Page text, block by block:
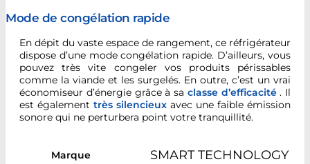
Mode de congélation rapide
En dépit du vaste espace de rangement, ce réfrigérateur
dispose d’une mode congélation rapide. D’ailleurs, vous
pouvez très vite congeler vos produits périssables
comme la viande et les surgelés. En outre, c’est un vrai
économiseur d’énergie grâce à sa classe d’efficacité. Il
est également très silencieux avec une faible émission
sonore qui ne perturbera point votre tranquillité.
Marque SMART TECHNOLOGY